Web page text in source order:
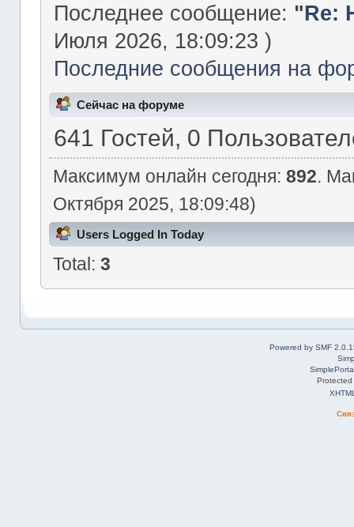
Последнее сообщение: "Re:
Июля 2026, 18:09:23 )
Последние сообщения на
Сейчас на форуме
641 Гостей, 0
Максимум онлайн сегодня: 892.
Октября 2025, 18:09:48)
Users Logged In Today
Total: 3
Powered by SMF